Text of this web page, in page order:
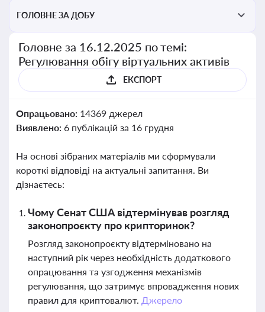
ГОЛОВНЕ ЗА ДОБУ
Головне за 16.12.2025 по темі:
Регулювання обігу віртуальних активів
ЕКСПОРТ
Опрацьовано: 14369 джерел
Виявлено: 6 публікацій за 16 грудня
На основі зібраних матеріалів ми сформували
короткі відповіді на актуальні запитання. Ви
дізнаєтесь:
Чому Сенат США відтермінував розгляд
законопроєкту про крипторинок?
Розгляд законопроєкту відтерміновано на
наступний рік через необхідність додаткового
опрацювання та узгодження механізмів
регулювання, що затримує впровадження нових
правил для криптовалют. Джерело